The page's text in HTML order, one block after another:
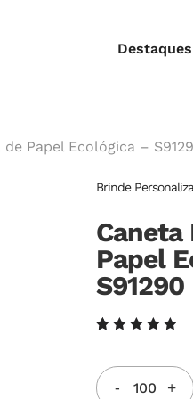
Destaques
Papel Ecológica –
Brinde
Caneta
Papel
S91290
5.00de
5, com
baseado